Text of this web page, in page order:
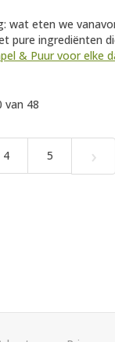
eten we
pure ingrediënten
& Puur voor elke
van 48
4 5 ›